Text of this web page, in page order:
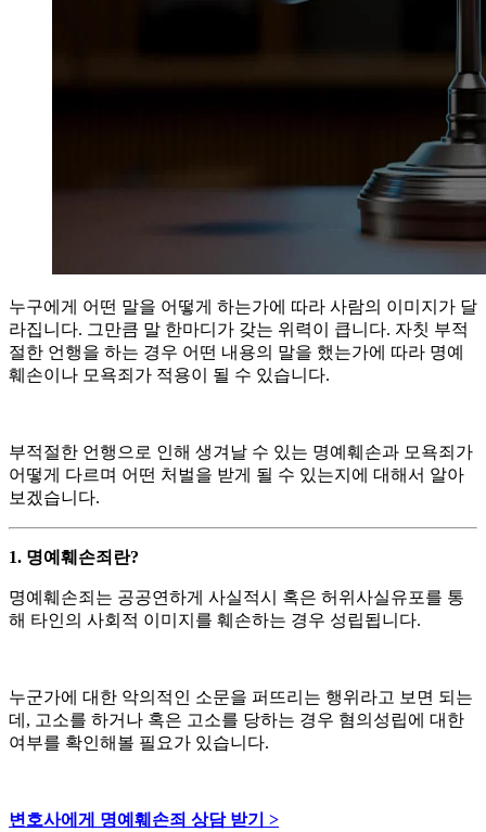
누구에게 어떤 말을 어떻게 하는가에 따라 사람의 이미지가 달
라집니다. 그만큼 말 한마디가 갖는 위력이 큽니다. 자칫 부적
절한 언행을 하는 경우 어떤 내용의 말을 했는가에 따라 명예
훼손이나 모욕죄가 적용이 될 수 있습니다.
부적절한 언행으로 인해 생겨날 수 있는 명예훼손과 모욕죄가
어떻게 다르며 어떤 처벌을 받게 될 수 있는지에 대해서 알아
보겠습니다.
1. 명예훼손죄란?
명예훼손죄는 공공연하게 사실적시 혹은 허위사실유포를 통
해 타인의 사회적 이미지를 훼손하는 경우 성립됩니다.
누군가에 대한 악의적인 소문을 퍼뜨리는 행위라고 보면 되는
데, 고소를 하거나 혹은 고소를 당하는 경우 혐의성립에 대한
여부를 확인해볼 필요가 있습니다.
변호사에게 명예훼손죄 상담 받기 >